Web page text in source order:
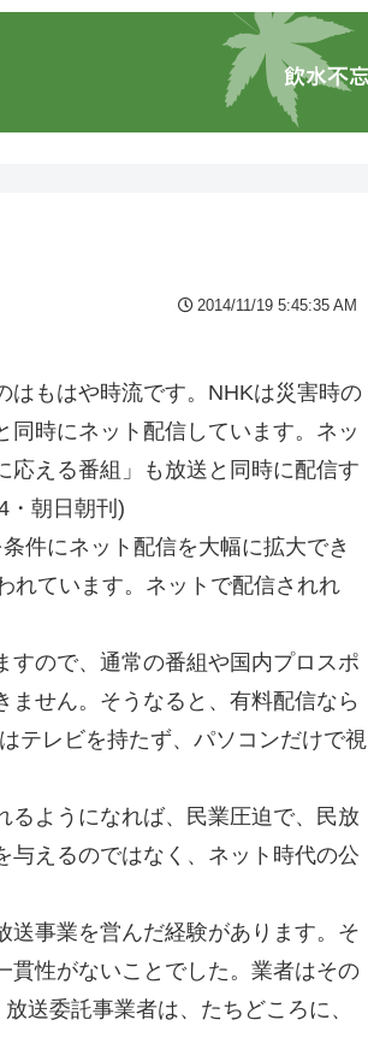
2014/11/19 5:45:35 AM
はもはや時流です。NHKは災害時の
時にネット配信しています。ネッ
応える番組」も放送と同時に配信す
・朝日朝刊)
件にネット配信を大幅に拡大でき
れています。ネットで配信されれ
すので、通常の番組や国内プロスポ
せん。そうなると、有料配信なら
テレビを持たず、パソコンだけで視
るようになれば、民業圧迫で、民放
与えるのではなく、ネット時代の公
送事業を営んだ経験があります。そ
貫性がないことでした。業者はその
送委託事業者は、たちどころに、